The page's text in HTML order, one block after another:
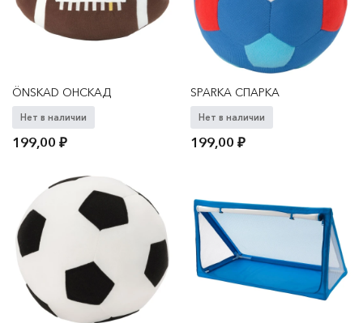
ÖNSKAD ОНСКАД
Нет в наличии
199,00₽
SPARKA СПАРКА
Нет в наличии
199,00₽